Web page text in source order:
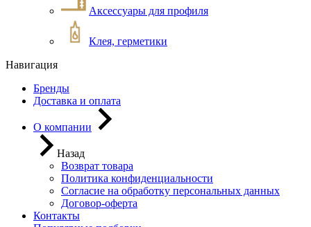
Аксессуары для профиля
Клея, герметики
Навигация
Бренды
Доставка и оплата
О компании
Назад
Возврат товара
Политика конфиденциальности
Согласие на обработку персональных данных
Договор-оферта
Контакты